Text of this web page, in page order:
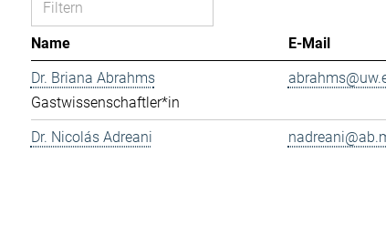
Name E-Mail
Dr. Briana Abrahms
Gastwissenschaftler*in
Dr. Nicolás Adreani